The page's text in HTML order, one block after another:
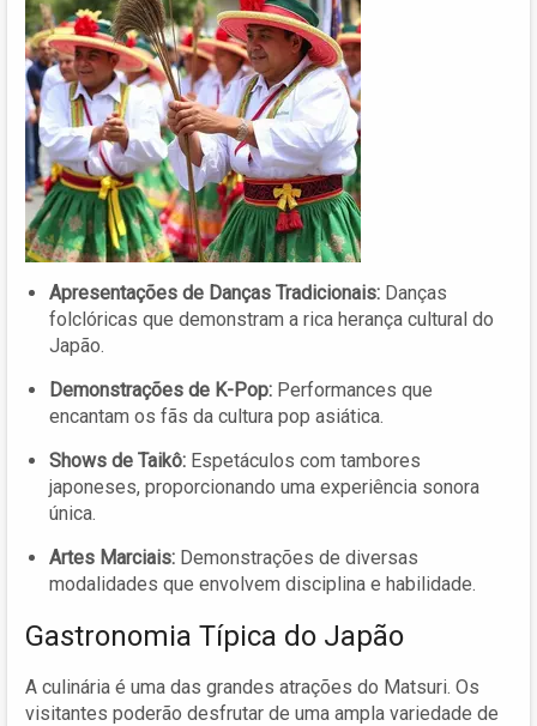
Apresentações de Danças Tradicionais: Danças
folclóricas que demonstram a rica herança cultural do
Japão.
Demonstrações de K-Pop: Performances que
encantam os fãs da cultura pop asiática.
Shows de Taikô: Espetáculos com tambores
japoneses, proporcionando uma experiência sonora
única.
Artes Marciais: Demonstrações de diversas
modalidades que envolvem disciplina e habilidade.
Gastronomia Típica do Japão
A culinária é uma das grandes atrações do Matsuri. Os
visitantes poderão desfrutar de uma ampla variedade de